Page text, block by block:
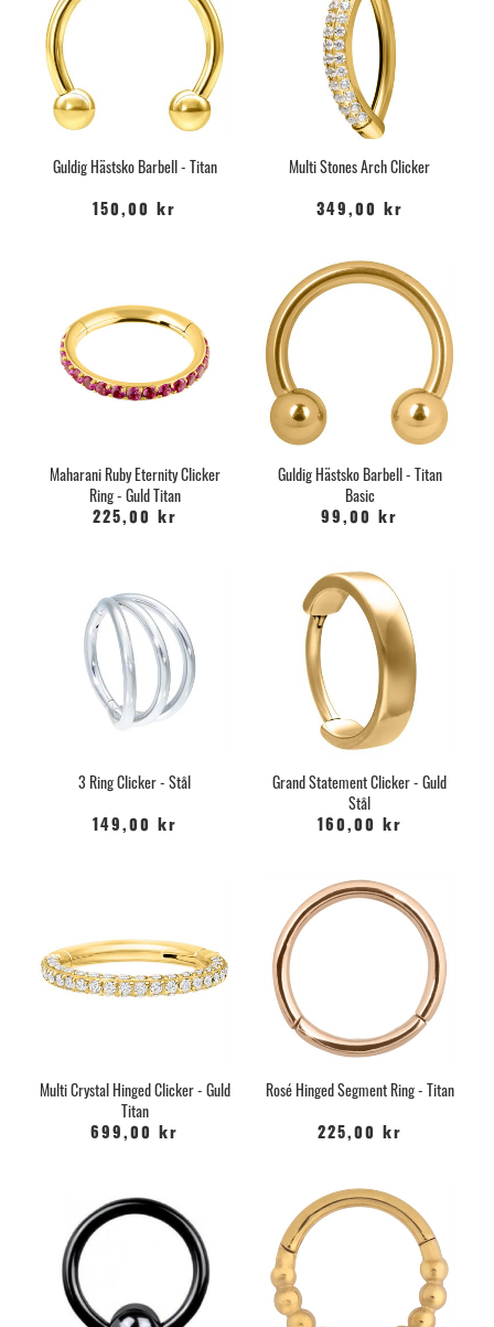
Guldig Hästsko Barbell - Titan
150,00 kr
Multi Stones Arch Clicker
349,00 kr
Maharani Ruby Eternity Clicker
Ring - Guld Titan
225,00 kr
Guldig Hästsko Barbell - Titan
Basic
99,00 kr
3 Ring Clicker - Stål
149,00 kr
Grand Statement Clicker - Guld
Stål
160,00 kr
Multi Crystal Hinged Clicker - Guld
Titan
699,00 kr
Rosé Hinged Segment Ring - Titan
225,00 kr